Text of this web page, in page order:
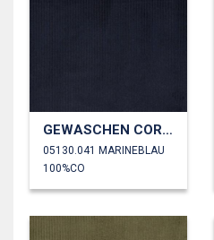
GEWASCHEN CORD 4.5W
05130.041 MARINEBLAU
100%CO